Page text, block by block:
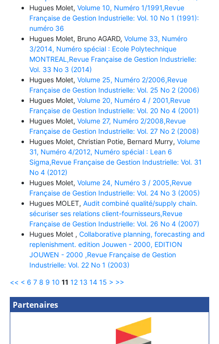
Hugues Molet, Volume 10, Numéro 1/1991,Revue
Française de Gestion Industrielle: Vol. 10 No 1 (1991):
numéro 36
Hugues Molet, Bruno AGARD, Volume 33, Numéro
3/2014, Numéro spécial : Ecole Polytechnique
MONTREAL,Revue Française de Gestion Industrielle:
Vol. 33 No 3 (2014)
Hugues Molet, Volume 25, Numéro 2/2006,Revue
Française de Gestion Industrielle: Vol. 25 No 2 (2006)
Hugues Molet, Volume 20, Numéro 4 / 2001,Revue
Française de Gestion Industrielle: Vol. 20 No 4 (2001)
Hugues Molet, Volume 27, Numéro 2/2008,Revue
Française de Gestion Industrielle: Vol. 27 No 2 (2008)
Hugues Molet, Christian Potie, Bernard Murry, Volume
31, Numéro 4/2012, Numéro spécial : Lean 6
Sigma,Revue Française de Gestion Industrielle: Vol. 31
No 4 (2012)
Hugues Molet, Volume 24, Numéro 3 / 2005,Revue
Française de Gestion Industrielle: Vol. 24 No 3 (2005)
Hugues MOLET, Audit combiné qualité/supply chain.
sécuriser ses relations client-fournisseurs,Revue
Française de Gestion Industrielle: Vol. 26 No 4 (2007)
Hugues Molet , Collaborative planning, forecasting and
replenishment. edition Jouwen - 2000, EDITION
JOUWEN - 2000 ,Revue Française de Gestion
Industrielle: Vol. 22 No 1 (2003)
<< < 6 7 8 9 10 11 12 13 14 15 > >>
Partenaires